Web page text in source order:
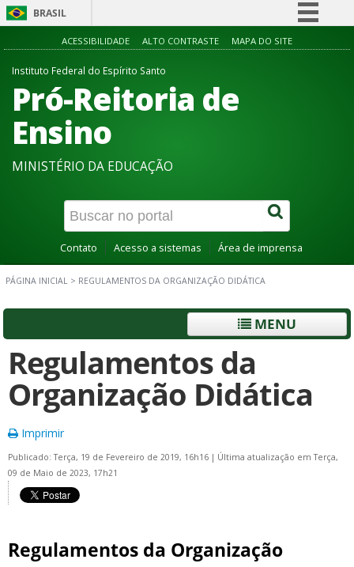
BRASIL
Simplifique!
Acesso à informação
ACESSIBILIDADE ALTO CONTRASTE MAPA DO SITE
Instituto Federal do Espírito Santo
Pró-Reitoria de
Ensino
MINISTÉRIO DA EDUCAÇÃO
Contato Acesso a sistemas Área de imprensa
PÁGINA INICIAL > REGULAMENTOS DA ORGANIZAÇÃO DIDÁTICA
MENU
Regulamentos da
Organização Didática
Imprimir
Publicado: Terça, 19 de Fevereiro de 2019, 16h16 | Última atualização em Terça,
09 de Maio de 2023, 17h21
Regulamentos da Organização